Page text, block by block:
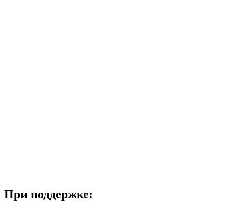
При поддержке: